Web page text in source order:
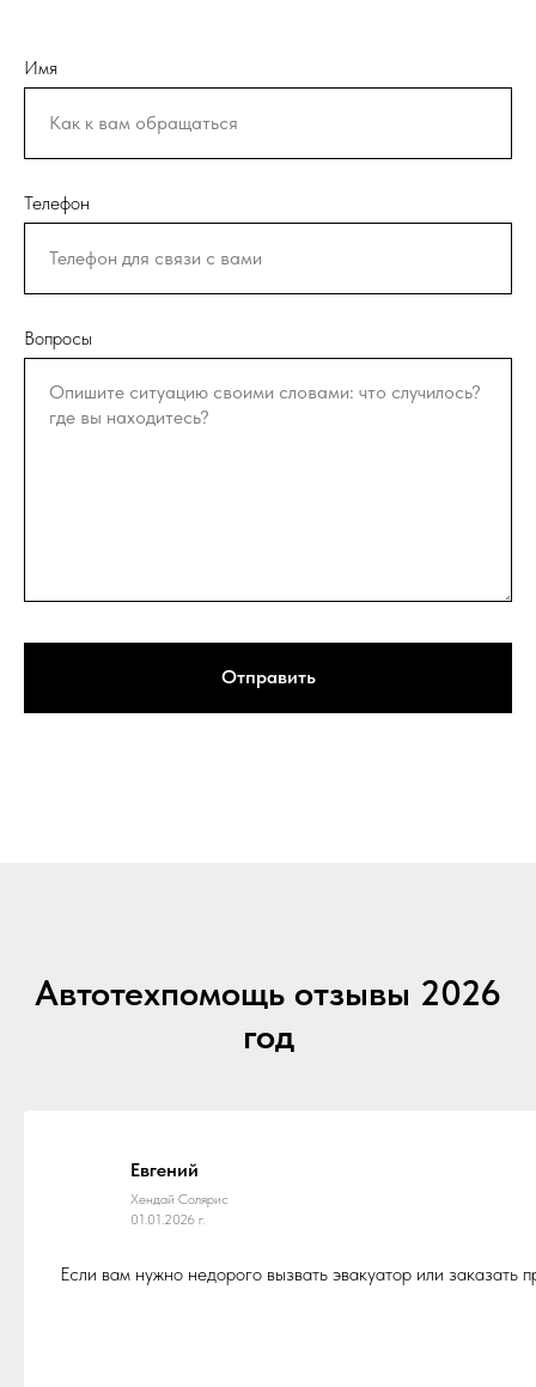
Имя
Телефон
Вопросы
Отправить
Автотехпомощь отзывы 2026
год
Евгений
Хендай Солярис
01.01.2026 г.
Если вам нужно недорого вызвать эвакуатор или